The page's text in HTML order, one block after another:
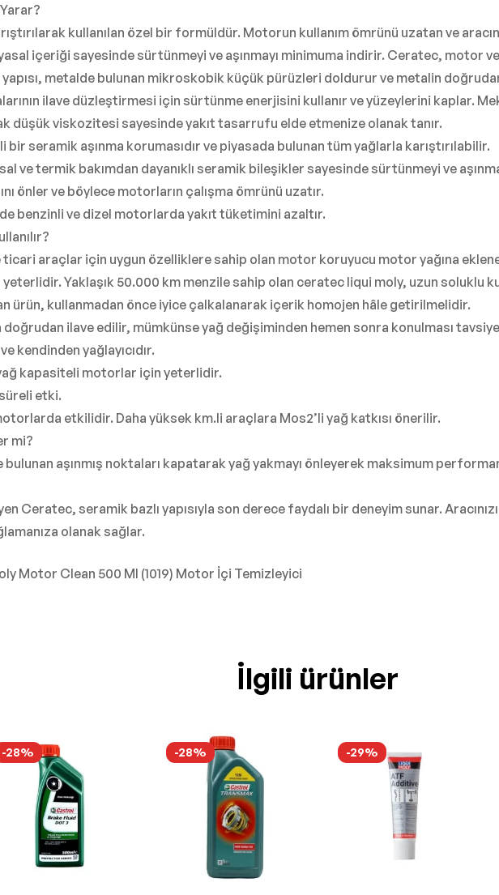
kullanılan özel bir formüldür. Motorun kullanım ömrünü uzatan ve
içeriği sayesinde sürtünmeyi ve aşınmayı minimuma indirir. Ceratec, motor ve
metalde bulunan mikroskobik küçük pürüzleri doldurur ve metalin
ilave düzleştirmesi için sürtünme enerjisini kullanır ve yüzeylerini kaplar.
düşük viskozitesi sayesinde yakıt tasarrufu elde etmenize olanak tanır.
seramik aşınma korumasıdır ve piyasada bulunan tüm yağlarla karıştırılabilir.
ve termik bakımdan dayanıklı seramik bileşikler sayesinde sürtünmeyi ve
önler ve böylece motorların çalışma ömrünü uzatır.
benzinli ve dizel motorlarda yakıt tüketimini azaltır.
araçlar için uygun özelliklere sahip olan motor koruyucu motor yağına
Yaklaşık 50.000 km menzile sahip olan ceratec liqui moly, uzun soluklu
ürün, kullanmadan önce iyice çalkalanarak içerik homojen hâle getirilmelidir.
doğrudan ilave edilir, mümkünse yağ değişiminden hemen sonra konulması
kendinden yağlayıcıdır.
kapasiteli motorlar için yeterlidir.
etki.
etkilidir. Daha yüksek km.li araçlara Mos2’li yağ katkısı önerilir.
mi?
aşınmış noktaları kapatarak yağ yakmayı önleyerek maksimum
Ceratec, seramik bazlı yapısıyla son derece faydalı bir deneyim sunar.
olanak sağlar.
Motor Clean 500 Ml (1019) Motor İçi Temizleyici
İlgili ürünler
-28% -28% -29%